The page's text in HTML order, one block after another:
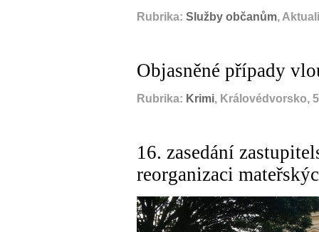
Rubrika: Služby občanům,
Objasněné případy
Rubrika: Krimi, Královédvorsko,
16. zasedání
reorganizaci